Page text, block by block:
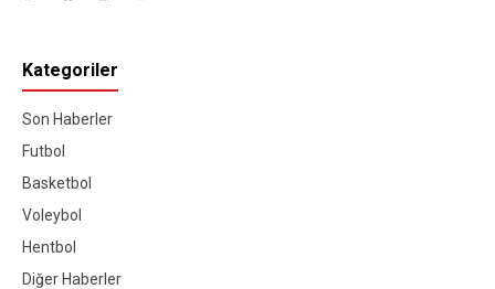
Kategoriler
Son Haberler
Futbol
Basketbol
Voleybol
Hentbol
Diğer Haberler